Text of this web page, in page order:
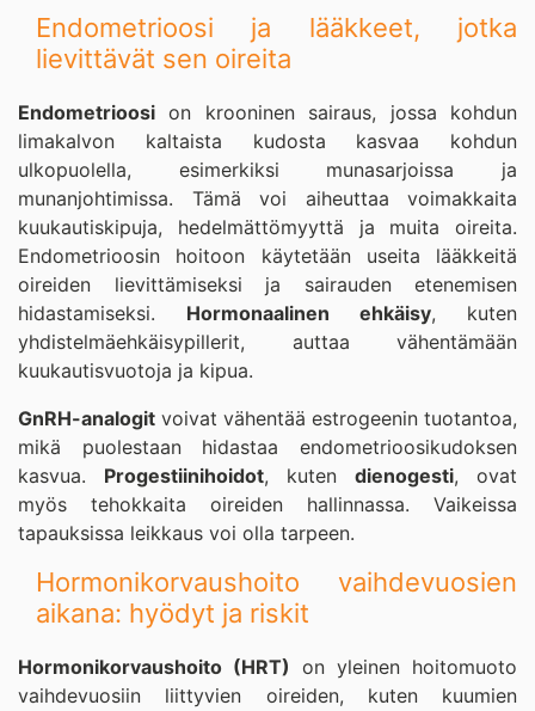
Endometrioosi ja lääkkeet, jotka
lievittävät sen oireita
Endometrioosi on krooninen sairaus, jossa kohdun
limakalvon kaltaista kudosta kasvaa kohdun
ulkopuolella, esimerkiksi munasarjoissa ja
munanjohtimissa. Tämä voi aiheuttaa voimakkaita
kuukautiskipuja, hedelmättömyyttä ja muita oireita.
Endometrioosin hoitoon käytetään useita lääkkeitä
oireiden lievittämiseksi ja sairauden etenemisen
hidastamiseksi. Hormonaalinen ehkäisy, kuten
yhdistelmäehkäisypillerit, auttaa vähentämään
kuukautisvuotoja ja kipua.
GnRH-analogit voivat vähentää estrogeenin tuotantoa,
mikä puolestaan hidastaa endometrioosikudoksen
kasvua. Progestiinihoidot, kuten dienogesti, ovat
myös tehokkaita oireiden hallinnassa. Vaikeissa
tapauksissa leikkaus voi olla tarpeen.
Hormonikorvaushoito vaihdevuosien
aikana: hyödyt ja riskit
Hormonikorvaushoito (HRT) on yleinen hoitomuoto
vaihdevuosiin liittyvien oireiden, kuten kuumien